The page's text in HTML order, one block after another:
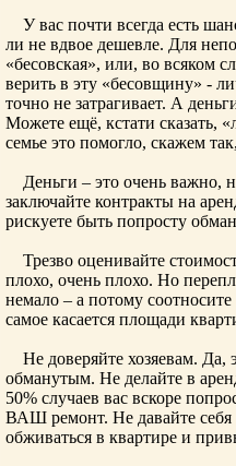
У вас почти всегда есть
ли не вдвое дешевле. Для
«бесовская», или, во всяком
верить в эту «бесовщину» -
точно не затрагивает. А
Можете ещё, кстати сказать,
семье это помогло, скажем
Деньги – это очень важно,
заключайте контракты на
рискуете быть попросту
Трезво оценивайте
плохо, очень плохо. Но
немало – а потому
самое касается площади
Не доверяйте хозяевам. Да,
обманутым. Не делайте в
50% случаев вас вскоре
ВАШ ремонт. Не давайте
обживаться в квартире и